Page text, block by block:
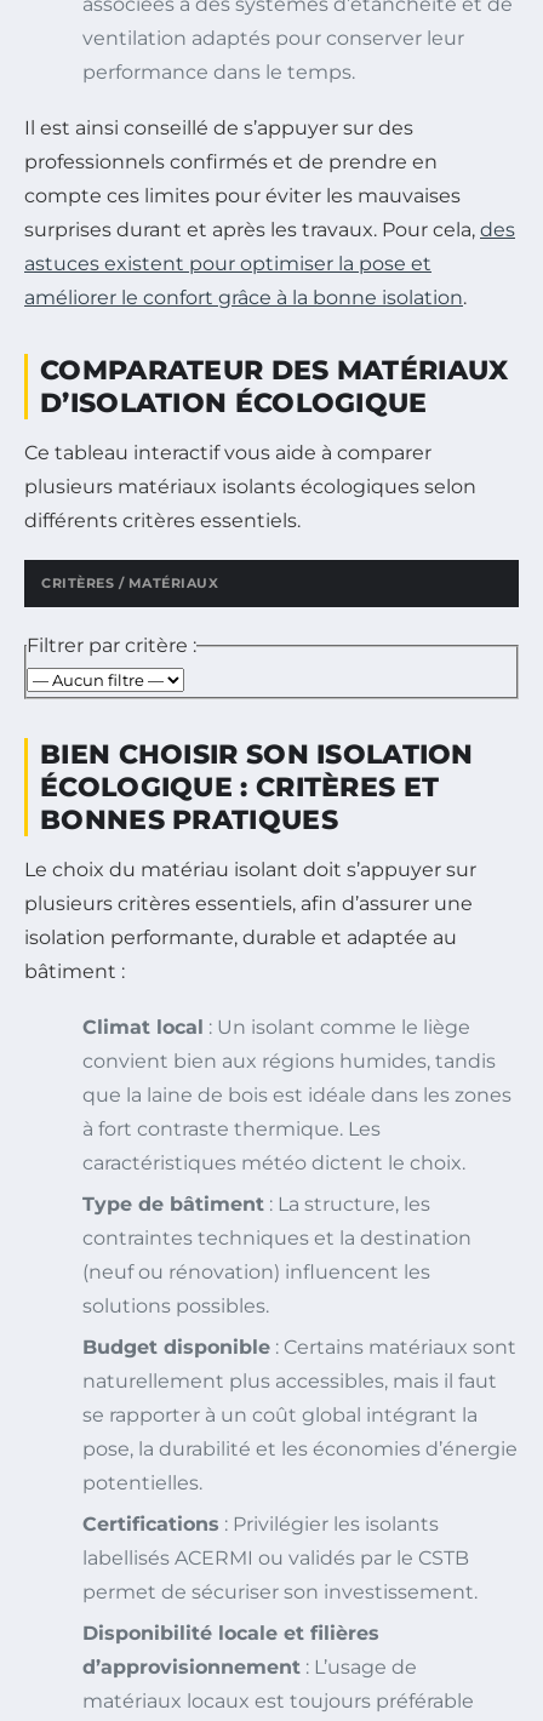
ventilation adaptés pour conserver leur
performance dans le temps.
Il est ainsi conseillé de s’appuyer sur des
professionnels confirmés et de prendre en
compte ces limites pour éviter les mauvaises
surprises durant et après les travaux. Pour cela, des
astuces existent pour optimiser la pose et
améliorer le confort grâce à la bonne isolation.
COMPARATEUR DES MATÉRIAUX
D’ISOLATION ÉCOLOGIQUE
Ce tableau interactif vous aide à comparer
plusieurs matériaux isolants écologiques selon
différents critères essentiels.
CRITÈRES / MATÉRIAUX
Filtrer par critère :
BIEN CHOISIR SON ISOLATION
ÉCOLOGIQUE : CRITÈRES ET
BONNES PRATIQUES
Le choix du matériau isolant doit s’appuyer sur
plusieurs critères essentiels, afin d’assurer une
isolation performante, durable et adaptée au
bâtiment :
Climat local : Un isolant comme le liège
convient bien aux régions humides, tandis
que la laine de bois est idéale dans les zones
à fort contraste thermique. Les
caractéristiques météo dictent le choix.
Type de bâtiment : La structure, les
contraintes techniques et la destination
(neuf ou rénovation) influencent les
solutions possibles.
Budget disponible : Certains matériaux sont
naturellement plus accessibles, mais il faut
se rapporter à un coût global intégrant la
pose, la durabilité et les économies d’énergie
potentielles.
Certifications : Privilégier les isolants
labellisés ACERMI ou validés par le CSTB
permet de sécuriser son investissement.
Disponibilité locale et filières
d’approvisionnement : L’usage de
matériaux locaux est toujours préférable